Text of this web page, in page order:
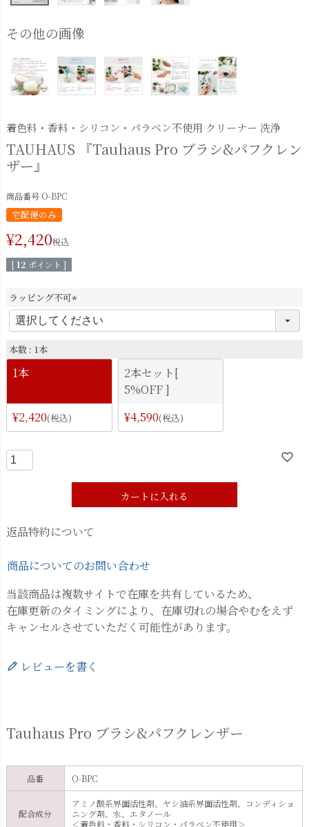
その他の画像
着色料・香料・シリコン・パラベン不使用 クリーナー 洗浄
TAUHAUS 『Tauhaus Pro ブラシ&パフクレン
ザー』
商品番号 O-BPC
宅配便のみ
¥2,420税込
[12 ポイント ]
ラッピング不可
(
必
本数 1本
1本
¥2,420 税込
2本セット[
5%OFF ]
¥4,590 税込
カートに入れる
返品特約について
商品についてのお問い合わせ
当該商品は複数サイトで在庫を共有しているため、
在庫更新のタイミングにより、在庫切れの場合やむをえず
キャンセルさせていただく可能性があります。
レビューを書く
Tauhaus Pro ブラシ&パフクレンザー
品番 O-BPC
配合成分
アミノ酸系界面活性剤、ヤシ油系界面活性剤、コンディショ
ニング剤、水、エタノール
＜着色料・香料・シリコン・パラベン不使用＞